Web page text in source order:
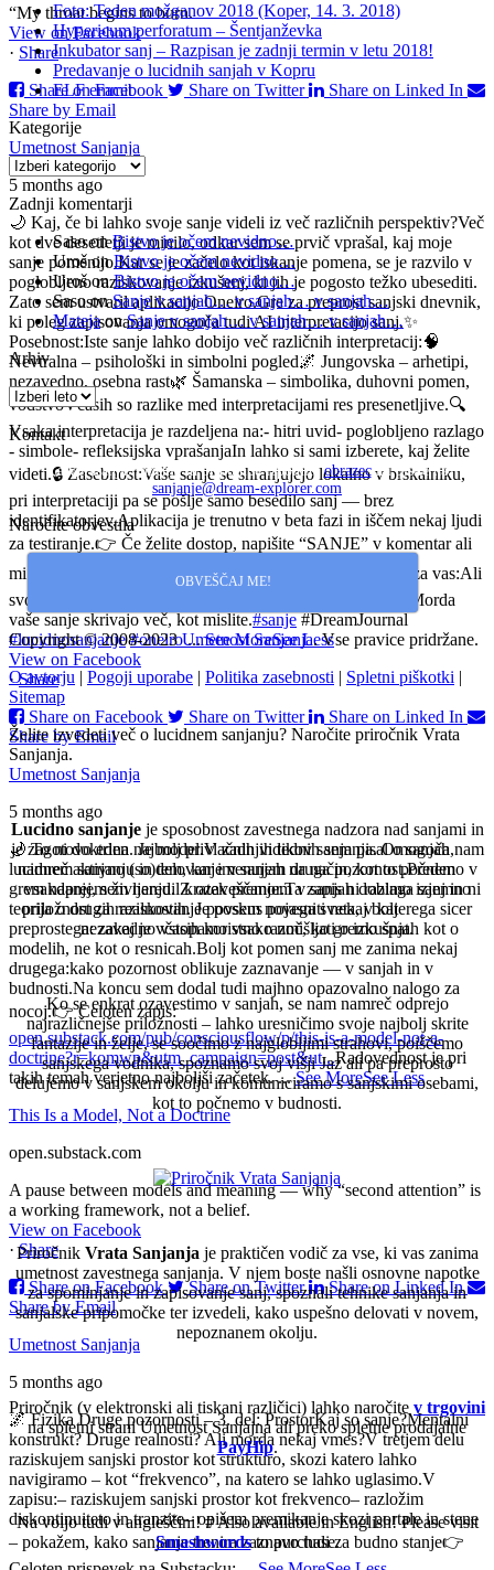
“My throat begins to burn.
View on Facebook
· Share
Share on Facebook
Share on Twitter
Share on Linked In
Share by Email
Umetnost Sanjanja
5 months ago
🌙 Kaj, če bi lahko svoje sanje videli iz več različnih perspektiv?Več
kot dve desetletji je minilo, odkar sem se prvič vprašal, kaj moje
sanje pomenijo.Kar se je začelo kot iskanje pomena, se je razvilo v
poglobljeno raziskovanje izkušenj, ki jih je pogosto težko ubesediti.
Zato sem ustvaril aplikacijo Oneiro.Gre za preprost sanjski dnevnik,
ki poleg zapisovanja omogoča tudi AI interpretacijo sanj.✨
Posebnost:Iste sanje lahko dobijo več različnih interpretacij:🧠
Nevtralna – psihološki in simbolni pogled🌌 Jungovska – arhetipi,
nezavedno, osebna rast🌿 Šamanska – simbolika, duhovni pomen,
vodstvoVčasih so razlike med interpretacijami res presenetljive.🔍
Vsaka interpretacija je razdeljena na:- hitri uvid- poglobljeno razlago
- simbole- refleksijska vprašanjaIn lahko si sami izberete, kaj želite
videti.🔒 Zasebnost:Vaše sanje se shranjujejo lokalno v brskalniku,
pri interpretaciji pa se pošlje samo besedilo sanj — brez
identifikatorjev.Aplikacija je trenutno v beta fazi in iščem nekaj ljudi
za testiranje.👉 Če želite dostop, napišite “SANJE” v komentar ali
mi pošljite sporočilo.
Število mest je omejeno. Vprašanje za vas:Ali
svoje sanje kdaj interpretirate — ali jih samo pozabite?
🌌 Morda
vaše sanje skrivajo več, kot mislite.#sanje#DreamJournal
#lucidnosanjanje #oneiro ...See MoreSee Less
View on Facebook
· Share
Share on Facebook
Share on Twitter
Share on Linked In
Share by Email
Umetnost Sanjanja
5 months ago
🌙 To ni doktrina. Je model.V zadnjih tednih sem pisal o sanjah,
lucidnem sanjanju in tem, kar imenujem druga pozornost.Preden
grem naprej, sem naredil kratek premor.Ta zapis ni razlaga sanj in ni
teorija o drugih realnostih. Je poskus pojasniti nekaj bolj
preprostega: zakaj je včasih koristno razmišljati o izkušnjah kot o
modelih, ne kot o resnicah.Bolj kot pomen sanj me zanima nekaj
drugega:kako pozornost oblikuje zaznavanje — v sanjah in v
budnosti.Na koncu sem dodal tudi majhno opazovalno nalogo za
nocoj.👉 Celoten zapis:
open.substack.com/pub/consciousflow/p/this-is-a-model-not-a-
doctrine?r=komwp&utm_campaign=post&ut...Radovednost je pri
takih temah verjetno najboljši začetek....See MoreSee Less
This Is a Model, Not a Doctrine
open.substack.com
A pause between models and meaning — why “second attention” is
a working framework, not a belief.
View on Facebook
· Share
Share on Facebook
Share on Twitter
Share on Linked In
Share by Email
Umetnost Sanjanja
5 months ago
🌌 Fizika Druge pozornosti – 3. del: ProstorKaj so sanje?Mentalni
konstrukt? Druge realnosti? Ali morda nekaj vmes?V tretjem delu
raziskujem sanjski prostor kot strukturo, skozi katero lahko
navigiramo – kot “frekvenco”, na katero se lahko uglasimo.V
zapisu:– raziskujem sanjski prostor kot frekvenco– razložim
diskontinuiteto in tranzite– opišem premikanje skozi portale in stene
– pokažem, kako sanjanje trenira zaznavo tudi za budno stanje👉
Foto: Teden možganov 2018 (Koper, 14. 3. 2018)
Hypericum perforatum – Šentjanževka
Inkubator sanj – Razpisan je zadnji termin v letu 2018!
Predavanje o lucidnih sanjah v Kopru
ELF emmit
Kategorije
Kategorije
Zadnji komentarji
SasoonBistvo je očem nevidno…
UrošonBistvo je očem nevidno…
UrošonBistvo je očem nevidno…
SasoonSanje v sanjah… v sanjah… v sanjah…
MatejaonSanje v sanjah… v sanjah… v sanjah…
Arhiv
Kontakt
Za vprašanja, mnenja in pripombe izpolnite obrazec ali pišite na
sanjanje@dream-explorer.com
Naročite obvestila
OBVEŠČAJ ME!
Copyright © 2008-2023Umetnost Sanjanja. Vse pravice pridržane.
O avtorju | Pogoji uporabe | Politika zasebnosti | Spletni piškotki |
Sitemap
Želite izvedeti več o lucidnem sanjanju? Naročite priročnik Vrata
Sanjanja.
Lucidno sanjanjeje sposobnost zavestnega nadzora nad sanjami in
je zagotovo eden najbolj privlačnih vidikov sanjanja. Omogoča nam
namreč aktivno (so)delovanje v sanjah na način, kot to počnemo v
vsakdanjem življenju. Z ozaveščanjem v sanjah dobimo izjemno
priložnost za raziskovanje povsem novega sveta, v katerega sicer
nezavedno vstopamo vsako noč, ko gremo spat.
Ko se enkrat ozavestimo v sanjah, se nam namreč odprejo
najrazličnejše priložnosti – lahko uresničimo svoje najbolj skrite
fantazije in želje, se soočimo z najglobljimi strahovi, poiščemo
sanjskega vodnika, spoznamo svoj višji Jaz ali pa preprosto
delujemo v sanjskem okolju in komuniciramo s sanjskimi osebami,
kot to počnemo v budnosti.
Priročnik Vrata Sanjanja je praktičen vodič za vse, ki vas zanima
umetnost zavestnega sanjanja. V njem boste našli osnovne napotke
za spominjanje in zapisovanje sanj, spoznali tehnike sanjanja in
sanjalske pripomočke ter izvedeli, kako uspešno delovati v novem,
nepoznanem okolju.
Priročnik (v elektronski ali tiskani različici) lahko naročite v trgovini
na spletni strani Umetnost Sanjajna ali preko spletne prodajalne
PayHip.
Na voljo tudi v angleščini! # Also available in English! Please visit
Smashwordsto purchase.